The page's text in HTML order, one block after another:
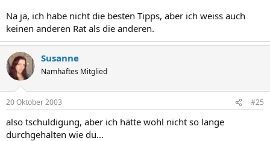
Na ja, ich habe nicht die besten Tipps, aber ich weiss auch
keinen anderen Rat als die anderen.
Susanne
Namhaftes Mitglied
20 Oktober 2003 #25
also tschuldigung, aber ich hätte wohl nicht so lange
durchgehalten wie du...